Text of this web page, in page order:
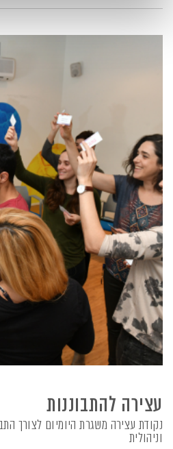
עצירה להתבוננות
נקודת עצירה משגרת היומיום לצורך
וניהולית